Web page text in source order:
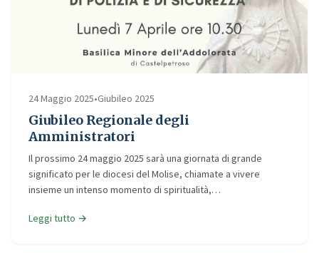
24 Maggio 2025•Giubileo 2025
Giubileo Regionale degli
Amministratori
Il prossimo 24 maggio 2025 sarà una giornata di grande
significato per le diocesi del Molise, chiamate a vivere
insieme un intenso momento di spiritualità,…
Leggi tutto →